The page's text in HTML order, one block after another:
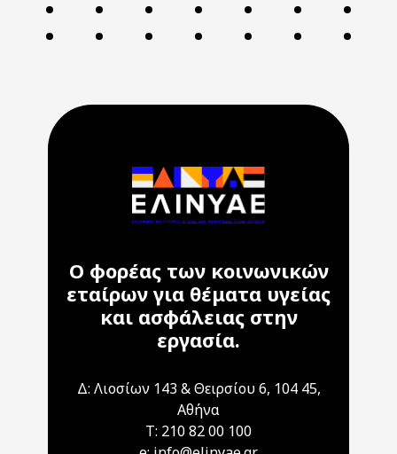
Ο φορέας των κοινωνικών
εταίρων για θέματα υγείας
και ασφάλειας στην
εργασία.
Δ: Λιοσίων 143 & Θειρσίου 6, 104 45,
Αθήνα
T: 210 82 00 100